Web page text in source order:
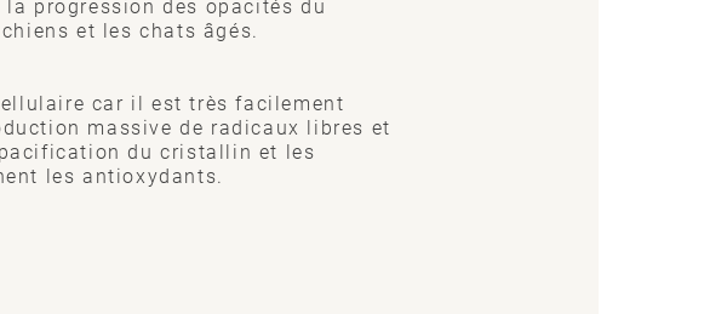
progression des opacités du
et les chats âgés.
car il est très facilement
massive de radicaux libres et
du cristallin et les
les antioxydants.